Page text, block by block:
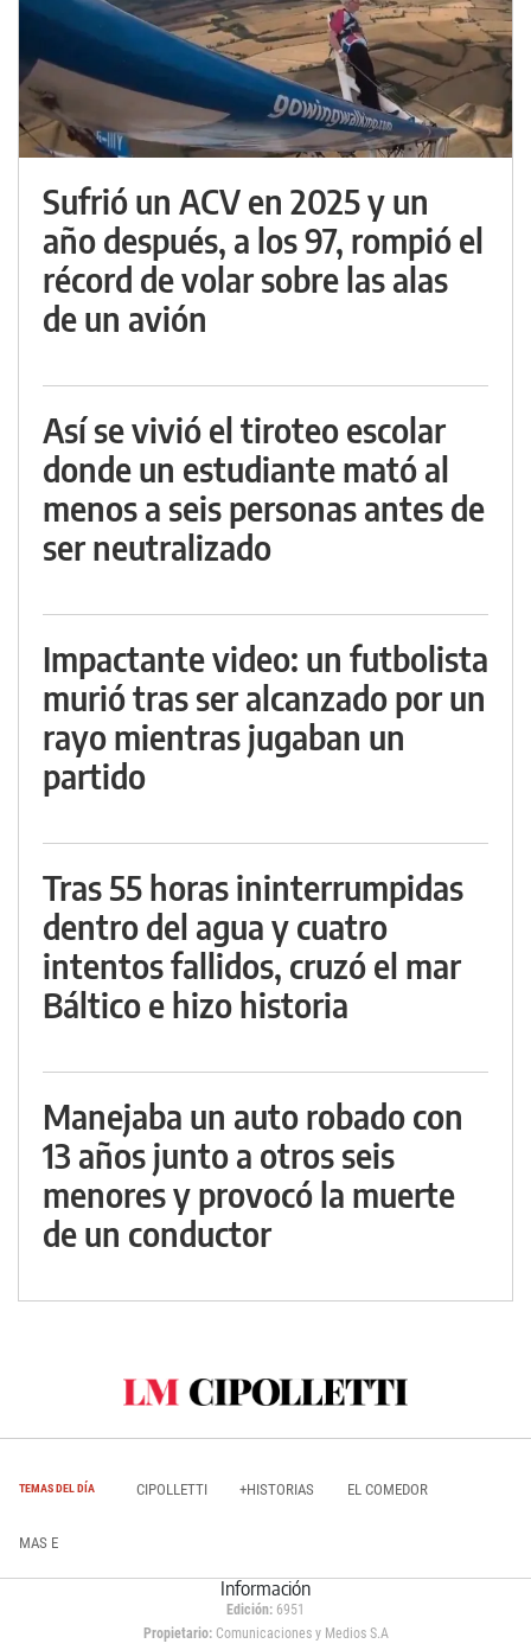
Sufrió un ACV en 2025 y un
año después, a los 97, rompió el
récord de volar sobre las alas
de un avión
Así se vivió el tiroteo escolar
donde un estudiante mató al
menos a seis personas antes de
ser neutralizado
Impactante video: un futbolista
murió tras ser alcanzado por un
rayo mientras jugaban un
partido
Tras 55 horas ininterrumpidas
dentro del agua y cuatro
intentos fallidos, cruzó el mar
Báltico e hizo historia
Manejaba un auto robado con
13 años junto a otros seis
menores y provocó la muerte
de un conductor
TEMAS DEL DÍA CIPOLLETTI +HISTORIAS EL COMEDOR
MAS E
Información
Edición: 6951
Propietario:Comunicaciones y Medios S.A